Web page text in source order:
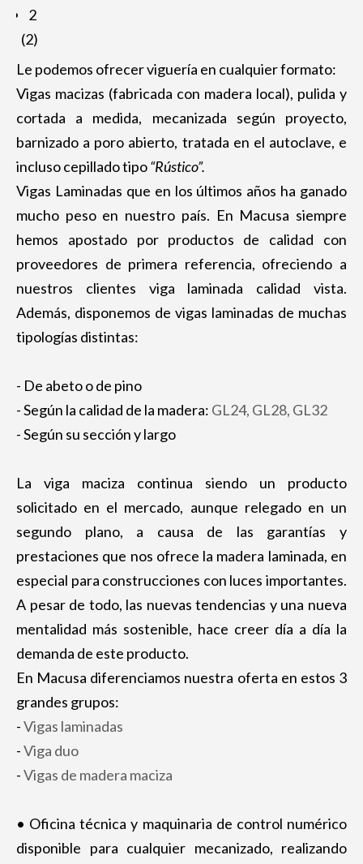
2
(2)
Le podemos ofrecer viguería en cualquier formato:
Vigas macizas (fabricada con madera local), pulida y
cortada a medida, mecanizada según proyecto,
barnizado a poro abierto, tratada en el autoclave, e
incluso cepillado tipo“Rústico”.
Vigas Laminadas que en los últimos años ha ganado
mucho peso en nuestro país. En Macusa siempre
hemos apostado por productos de calidad con
proveedores de primera referencia, ofreciendo a
nuestros clientes viga laminada calidad vista.
Además, disponemos de vigas laminadas de muchas
tipologías distintas:
- De abeto o de pino
- Según la calidad de la madera: GL24, GL28, GL32
- Según su sección y largo
La viga maciza continua siendo un producto
solicitado en el mercado, aunque relegado en un
segundo plano, a causa de las garantías y
prestaciones que nos ofrece la madera laminada, en
especial para construcciones con luces importantes.
A pesar de todo, las nuevas tendencias y una nueva
mentalidad más sostenible, hace creer día a día la
demanda de este producto.
En Macusa diferenciamos nuestra oferta en estos 3
grandes grupos:
-Vigas laminadas
-Viga duo
-Vigas de madera maciza
• Oficina técnica y maquinaria de control numérico
disponible para cualquier mecanizado, realizando